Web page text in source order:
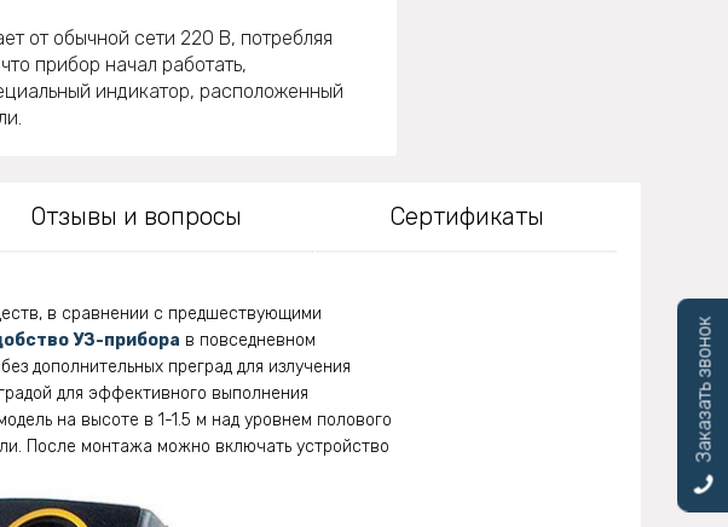
от обычной сети 220 В, потребляя
прибор начал работать,
индикатор, расположенный
Отзывы и вопросы Сертификаты
в сравнении с предшествующими
УЗ-прибора в повседневном
дополнительных преград для излучения
для эффективного выполнения
на высоте в 1-1.5 м над уровнем полового
После монтажа можно включать устройство
Заказать звонок